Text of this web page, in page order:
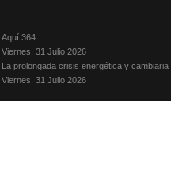
Viernes, 31 Julio 2026
La prolongada crisis energética y cambiaria
Viernes, 31 Julio 2026
Conversando, en julio, con mis padres y
Viernes, 31 Julio 2026